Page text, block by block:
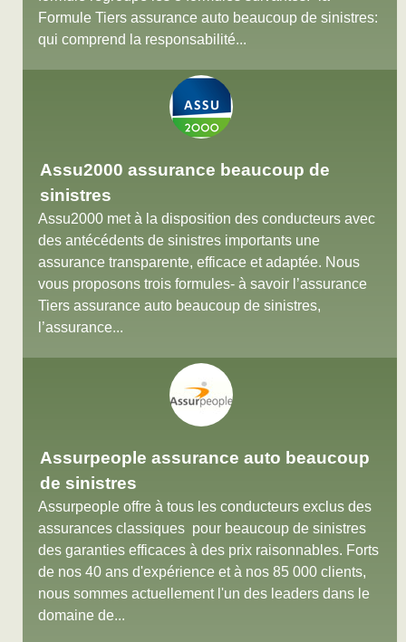
Formule Tiers assurance auto beaucoup de sinistres:
qui comprend la responsabilité...
Assu2000 assurance beaucoup de
sinistres
Assu2000 met à la disposition des conducteurs avec
des antécédents de sinistres importants une
assurance transparente, efficace et adaptée. Nous
vous proposons trois formules- à savoir l’assurance
Tiers assurance auto beaucoup de sinistres,
l’assurance...
Assurpeople assurance auto beaucoup
de sinistres
Assurpeople offre à tous les conducteurs exclus des
assurances classiques pour beaucoup de sinistres
des garanties efficaces à des prix raisonnables. Forts
de nos 40 ans d'expérience et à nos 85 000 clients,
nous sommes actuellement l'un des leaders dans le
domaine de...